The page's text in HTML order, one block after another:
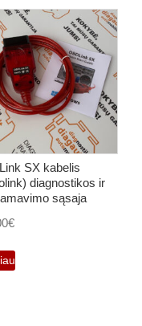
SX kabelis
diagnostikos ir
sąsaja
€